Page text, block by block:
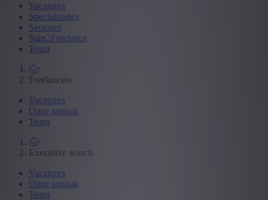
Vacatures
Specialisaties
Sectoren
Start2Freelance
Team
Freelancers
Vacatures
Onze aanpak
Team
Executive search
Vacatures
Onze aanpak
Team